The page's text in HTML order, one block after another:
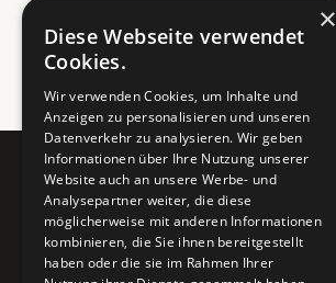
Pure BiH
Authentisches Bosnien & Herzegowina
Ein Teil des BTP Reise-Netzwerks.
×
Diese Webseite verwendet
Cookies.
Wir verwenden Cookies, um Inhalte und
Anzeigen zu personalisieren und unseren
Datenverkehr zu analysieren. Wir geben
Informationen über Ihre Nutzung unserer
Website auch an unsere Werbe- und
Analysepartner weiter, die diese
möglicherweise mit anderen Informationen
kombinieren, die Sie ihnen bereitgestellt
haben oder die sie im Rahmen Ihrer